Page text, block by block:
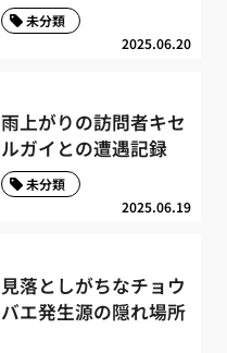
2025.06.20
未分類
雨上がりの訪問者キセ
ルガイとの遭遇記録
2025.06.19
未分類
見落としがちなチョウ
バエ発生源の隠れ場所